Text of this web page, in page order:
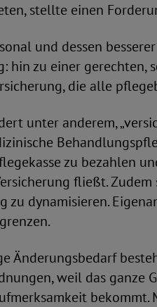
stellte einen
und dessen
hin zu einer gerechten,
die alle
unter anderem,
zu bezahlen
fließt.
zu dynamisieren.
Änderungsbedarf
weil das ganze
bekommt.